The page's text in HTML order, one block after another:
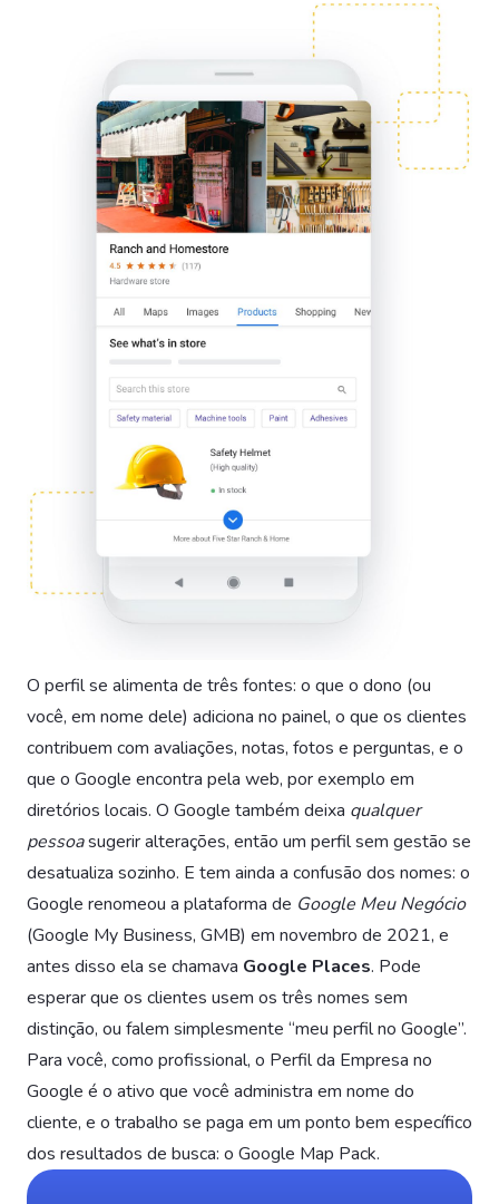
O perfil se alimenta de três fontes: o que o dono (ou
você, em nome dele) adiciona no painel, o que os clientes
contribuem com avaliações, notas, fotos e perguntas, e o
que o Google encontra pela web, por exemplo em
diretórios locais. O Google também deixa qualquer
pessoasugerir alterações, então um perfil sem gestão se
desatualiza sozinho. E tem ainda a confusão dos nomes: o
Google renomeou a plataforma de Google Meu Negócio
(Google My Business, GMB) em novembro de 2021, e
antes disso ela se chamava Google Places. Pode
esperar que os clientes usem os três nomes sem
distinção, ou falem simplesmente “meu perfil no Google”.
Para você, como profissional, o Perfil da Empresa no
Google é o ativo que você administra em nome do
cliente, e o trabalho se paga em um ponto bem específico
dos resultados de busca: o Google Map Pack.